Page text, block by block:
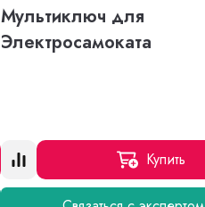
Мультиключ для
Электросамоката
Купить